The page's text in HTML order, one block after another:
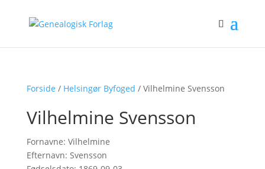
Forside / Helsingør Byfoged / Vilhelmine Svensson
Vilhelmine Svensson
Fornavne: Vilhelmine
Efternavn: Svensson